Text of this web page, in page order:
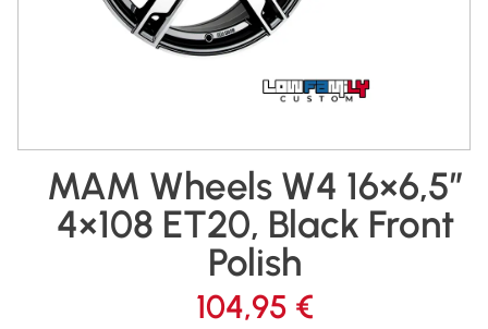
MAM Wheels W4 16×6,5″
4×108 ET20, Black Front
Polish
104,95 €